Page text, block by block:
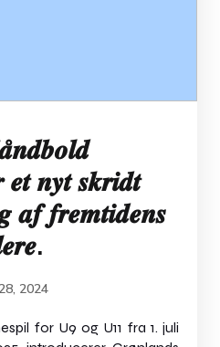
𝒏𝒚𝒕 𝒔𝒌𝒓𝒊𝒅𝒕
𝒂𝒇 𝒇𝒓𝒆𝒎𝒕𝒊𝒅𝒆𝒏𝒔
2024
for U9 og U11 fra 1. juli